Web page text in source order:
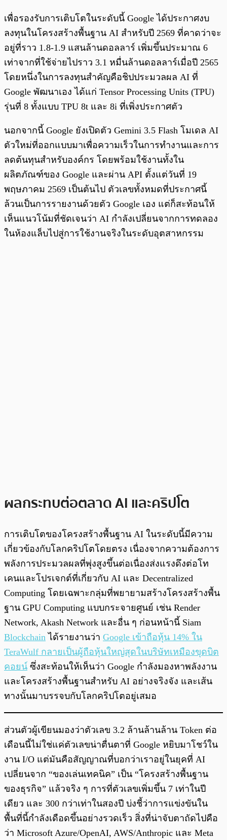
เพื่อรองรับการเติบโตในระดับนี้ Google ได้ประกาศงบ
ลงทุนในโครงสร้างพื้นฐาน AI สำหรับปี 2569 ที่คาดว่าจะ
อยู่ที่ราว 1.8-1.9 แสนล้านดอลลาร์ เพิ่มขึ้นประมาณ 6
เท่าจากที่ใช้จ่ายไปราว 3.1 หมื่นล้านดอลลาร์เมื่อปี 2565
โดยหนึ่งในการลงทุนสำคัญคือชิปประมวลผล AI ที่
Google พัฒนาเอง ได้แก่ Tensor Processing Units (TPU)
รุ่นที่ 8 ทั้งแบบ TPU 8t และ 8i ที่เพิ่งประกาศตัว
นอกจากนี้ Google ยังเปิดตัว Gemini 3.5 Flash โมเดล AI
ตัวใหม่ที่ออกแบบมาเพื่อความเร็วในการทำงานและการ
ลดต้นทุนสำหรับองค์กร โดยพร้อมใช้งานทั้งใน
ผลิตภัณฑ์ของ Google และผ่าน API ตั้งแต่วันที่ 19
พฤษภาคม 2569 เป็นต้นไป ตัวเลขทั้งหมดที่ประกาศนี้
ล้วนเป็นการรายงานด้วยตัว Google เอง แต่ก็สะท้อนให้
เห็นแนวโน้มที่ชัดเจนว่า AI กำลังเปลี่ยนจากการทดลอง
ในห้องแล็บไปสู่การใช้งานจริงในระดับอุตสาหกรรม
ผลกระทบต่อตลาด AI และคริปโต
การเติบโตของโครงสร้างพื้นฐาน AI ในระดับนี้มีความ
เกี่ยวข้องกับโลกคริปโตโดยตรง เนื่องจากความต้องการ
พลังการประมวลผลที่พุ่งสูงขึ้นต่อเนื่องส่งแรงดึงต่อโท
เคนและโปรเจกต์ที่เกี่ยวกับ AI และ Decentralized
Computing โดยเฉพาะกลุ่มที่พยายามสร้างโครงสร้างพื้น
ฐาน GPU Computing แบบกระจายศูนย์ เช่น Render
Network, Akash Network และอื่น ๆ ก่อนหน้านี้ Siam
Blockchain ได้รายงานว่า Google เข้าถือหุ้น 14% ใน
TeraWulf กลายเป็นผู้ถือหุ้นใหญ่สุดในบริษัทเหมืองขุดบิต
คอยน์ ซึ่งสะท้อนให้เห็นว่า Google กำลังมองหาพลังงาน
และโครงสร้างพื้นฐานสำหรับ AI อย่างจริงจัง และเส้น
ทางนั้นมาบรรจบกับโลกคริปโตอยู่เสมอ
ส่วนตัวผู้เขียนมองว่าตัวเลข 3.2 ล้านล้านล้าน Token ต่อ
เดือนนี้ไม่ใช่แค่ตัวเลขน่าตื่นตาที่ Google หยิบมาโชว์ใน
งาน I/O แต่มันคือสัญญาณที่บอกว่าเราอยู่ในยุคที่ AI
เปลี่ยนจาก “ของเล่นเทคนิค” เป็น “โครงสร้างพื้นฐาน
ของธุรกิจ” แล้วจริง ๆ การที่ตัวเลขเพิ่มขึ้น 7 เท่าในปี
เดียว และ 300 กว่าเท่าในสองปี บ่งชี้ว่าการแข่งขันใน
พื้นที่นี้กำลังเดือดขึ้นอย่างรวดเร็ว สิ่งที่น่าจับตาถัดไปคือ
ว่า Microsoft Azure/OpenAI, AWS/Anthropic และ Meta